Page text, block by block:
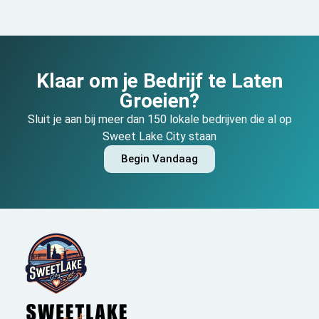
Klaar om je Bedrijf te Laten
Groeien?
Sluit je aan bij meer dan 150 lokale bedrijven die al op
Sweet Lake City staan
Begin Vandaag